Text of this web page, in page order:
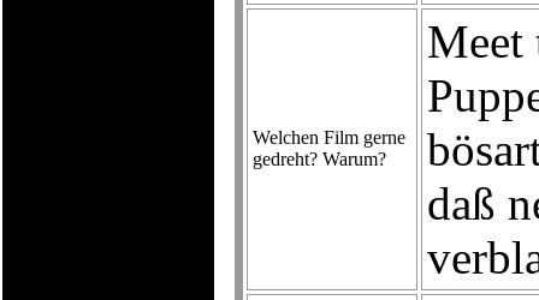
Welchen Film gerne
gedreht? Warum?
Meet
daß